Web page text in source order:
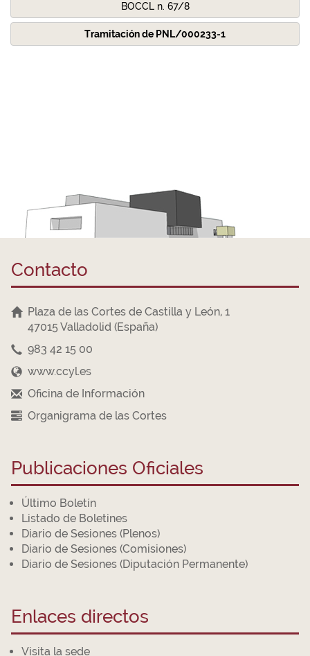
BOCCL n. 67/8
Tramitación de PNL/000233-1
Contacto
Plaza de las Cortes de Castilla y León, 1
47015 Valladolid (España)
983 42 15 00
www.ccyl.es
Oficina de Información
Organigrama de las Cortes
Publicaciones Oficiales
Último Boletín
Listado de Boletines
Diario de Sesiones (Plenos)
Diario de Sesiones (Comisiones)
Diario de Sesiones (Diputación Permanente)
Enlaces directos
Visita la sede